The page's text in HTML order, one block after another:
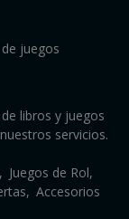
juegos
libros y juegos
servicios.
Juegos de Rol
Accesorios